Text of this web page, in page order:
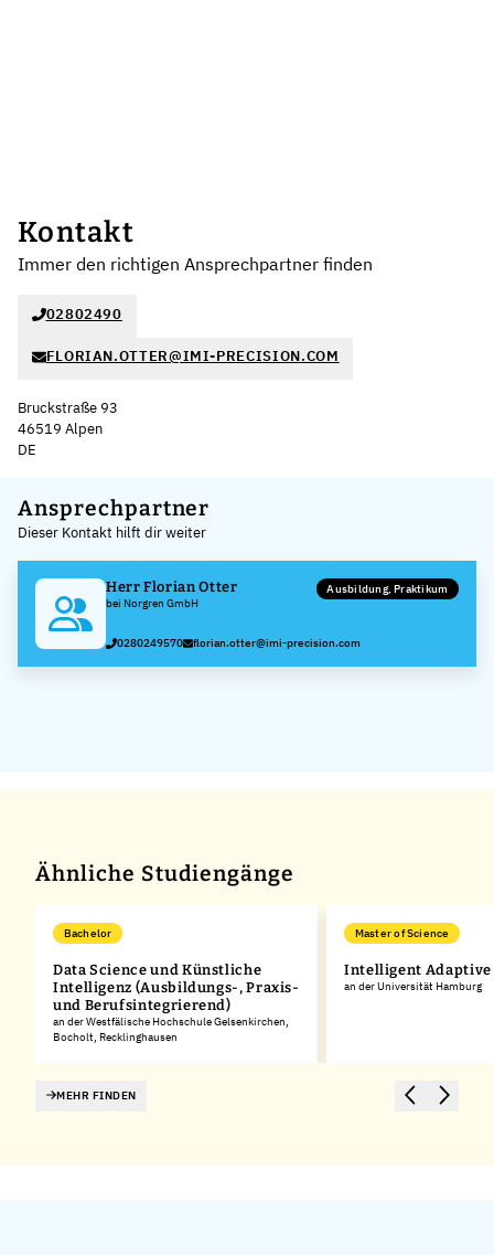
Kontakt
Immer den richtigen Ansprechpartner finden
02802490
FLORIAN.OTTER@IMI-PRECISION.COM
Bruckstraße 93
46519 Alpen
DE
+
−
Ansprechpartner
Dieser Kontakt hilft dir weiter
Herr Florian Otter
bei Norgren GmbH
Ausbildung, Praktikum
0280249570 florian.otter@imi-precision.com
Ähnliche Studiengänge
Bachelor
Data Science und Künstliche
Intelligenz (Ausbildungs-, Praxis-
und Berufsintegrierend)
an der Westfälische Hochschule Gelsenkirchen,
Bocholt, Recklinghausen
Master of Science
Intelligent Adaptive
an der Universität Hamburg
MEHR FINDEN